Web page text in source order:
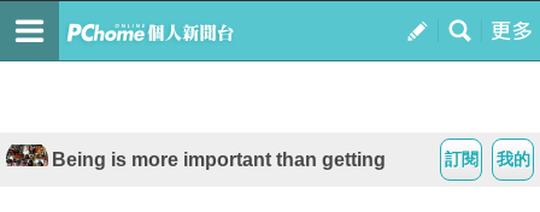
我的
訂閱
Being is more important than getting